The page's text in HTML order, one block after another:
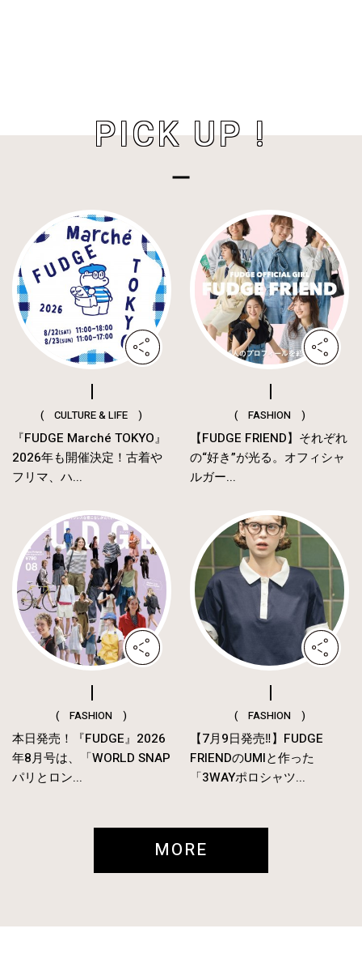
PICK UP !
( CULTURE & LIFE )
『FUDGE Marché TOKYO』
2026年も開催決定！古着や
フリマ、ハ...
( FASHION )
【FUDGE FRIEND】それぞれ
の“好き”が光る。オフィシャ
ルガー...
( FASHION )
本日発売！『FUDGE』2026
年8月号は、「WORLD SNAP
パリとロン...
( FASHION )
【7月9日発売‼︎】FUDGE
FRIENDのUMIと作った
「3WAYポロシャツ...
MORE